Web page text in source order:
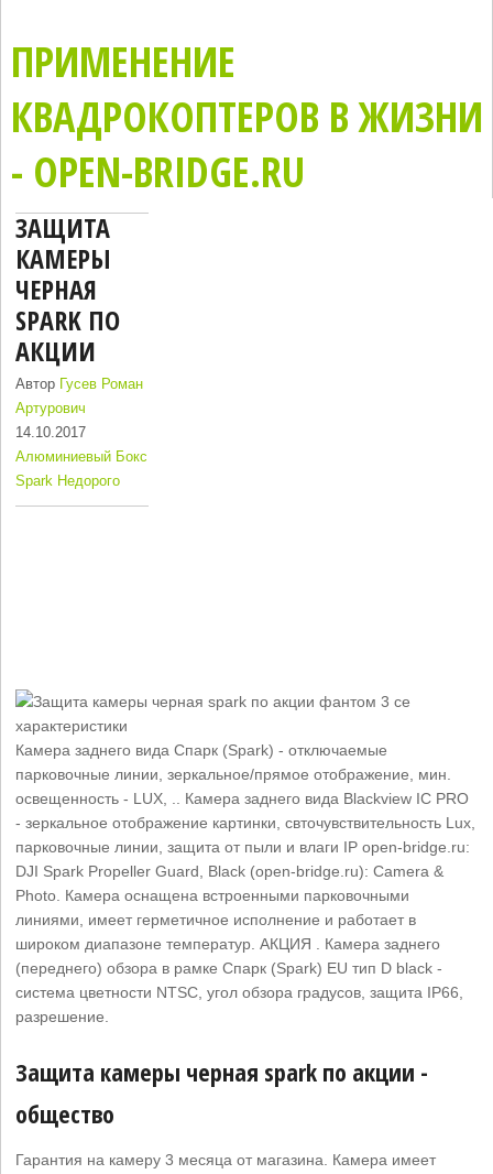
ПРИМЕНЕНИЕ
КВАДРОКОПТЕРОВ В ЖИЗНИ
- OPEN-BRIDGE.RU
ЗАЩИТА
КАМЕРЫ
ЧЕРНАЯ
SPARK ПО
АКЦИИ
Автор Гусев Роман
Артурович
14.10.2017
Алюминиевый Бокс
Spark Недорого
Камера заднего вида Спарк (Spark) - отключаемые
парковочные линии, зеркальное/прямое отображение, мин.
освещенность - LUX, .. Камера заднего вида Blackview IC PRO
- зеркальное отображение картинки, свточувствительность Lux,
парковочные линии, защита от пыли и влаги IP open-bridge.ru:
DJI Spark Propeller Guard, Black (open-bridge.ru): Camera &
Photo. Камера оснащена встроенными парковочными
линиями, имеет герметичное исполнение и работает в
широком диапазоне температур. АКЦИЯ . Камера заднего
(переднего) обзора в рамке Спарк (Spark) EU тип D black -
система цветности NTSC, угол обзора градусов, защита IP66,
разрешение.
Защита камеры черная spark по акции -
общество
Гарантия на камеру 3 месяца от магазина. Камера имеет